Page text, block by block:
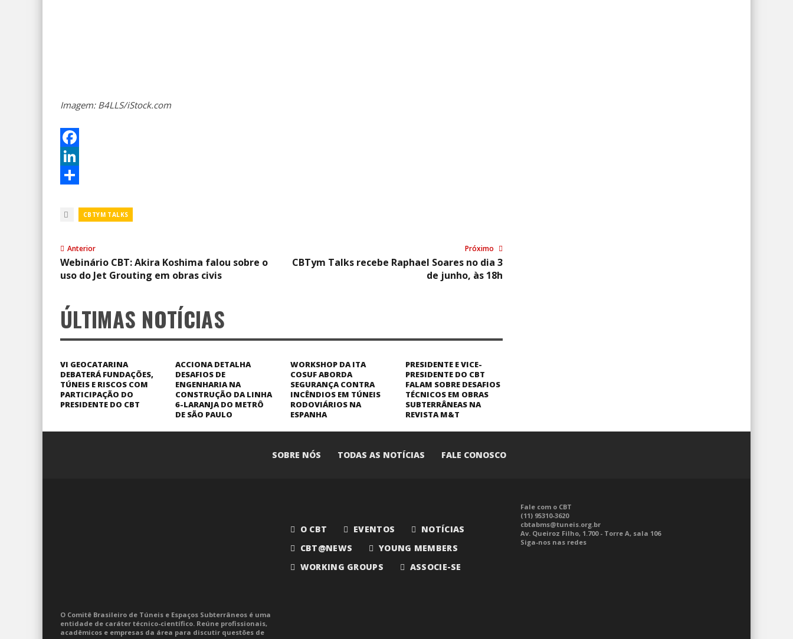
Imagem: B4LLS/iStock.com
Facebook
LinkedIn
CBTYM TALKS
Anterior
Webinário CBT: Akira Koshima falou sobre o
uso do Jet Grouting em obras civis
Próximo
CBTym Talks recebe Raphael Soares no dia 3
de junho, às 18h
ÚLTIMAS NOTÍCIAS
VI GEOCATARINA
DEBATERÁ FUNDAÇÕES,
TÚNEIS E RISCOS COM
PARTICIPAÇÃO DO
PRESIDENTE DO CBT
ACCIONA DETALHA
DESAFIOS DE
ENGENHARIA NA
CONSTRUÇÃO DA LINHA
6-LARANJA DO METRÔ
DE SÃO PAULO
WORKSHOP DA ITA
COSUF ABORDA
SEGURANÇA CONTRA
INCÊNDIOS EM TÚNEIS
RODOVIÁRIOS NA
ESPANHA
PRESIDENTE E VICE-
PRESIDENTE DO CBT
FALAM SOBRE DESAFIOS
TÉCNICOS EM OBRAS
SUBTERRÂNEAS NA
REVISTA M&T
SOBRE NÓS TODAS AS NOTÍCIAS FALE CONOSCO
O Comitê Brasileiro de Túneis e Espaços Subterrâneos é uma
entidade de caráter técnico-científico. Reúne profissionais,
acadêmicos e empresas da área para discutir questões de
O CBT EVENTOS
NOTÍCIAS
CBT@NEWS
YOUNG MEMBERS
WORKING GROUPS
ASSOCIE-SE
Fale com o CBT
(11) 95310-3620
cbtabms@tuneis.org.br
Av. Queiroz Filho, 1.700 - Torre A, sala 106
Siga-nos nas redes